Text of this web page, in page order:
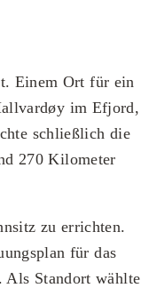
Einem Ort für ein
im Efjord,
schließlich die
270 Kilometer
zu errichten.
für das
Als Standort wählte